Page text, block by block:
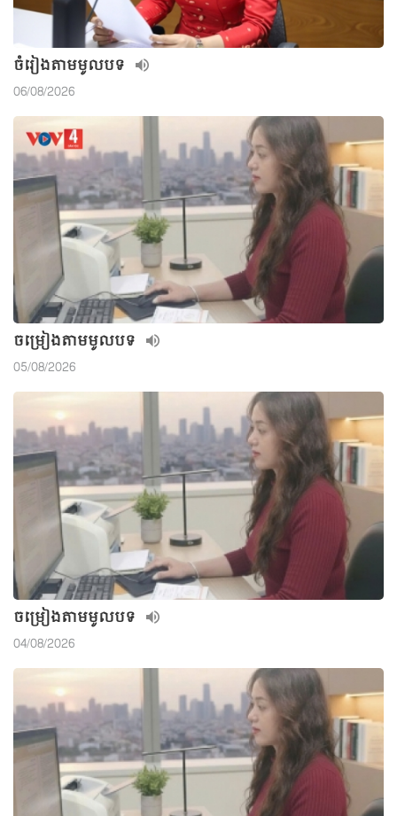
ចំរៀងតាមមូលបទ
06/08/2026
ចម្រៀងតាមមូលបទ
05/08/2026
ចម្រៀងតាមមូលបទ
04/08/2026